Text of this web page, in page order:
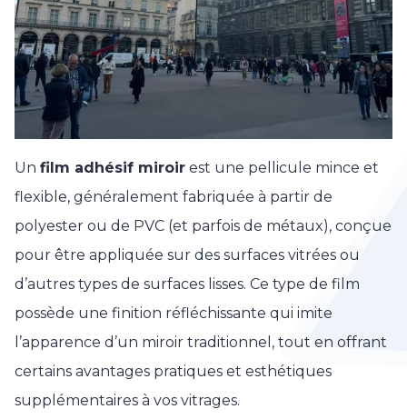
Un film adhésif miroir est une pellicule mince et
flexible, généralement fabriquée à partir de
polyester ou de PVC (et parfois de métaux), conçue
pour être appliquée sur des surfaces vitrées ou
d’autres types de surfaces lisses. Ce type de film
possède une finition réfléchissante qui imite
l’apparence d’un miroir traditionnel, tout en offrant
certains avantages pratiques et esthétiques
supplémentaires à vos vitrages.